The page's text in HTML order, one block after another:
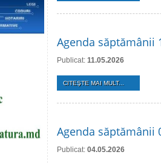
Agenda săptămânii
Publicat: 11.05.2026
CITEŞTE MAI MULT...
Agenda săptămânii
Publicat: 04.05.2026